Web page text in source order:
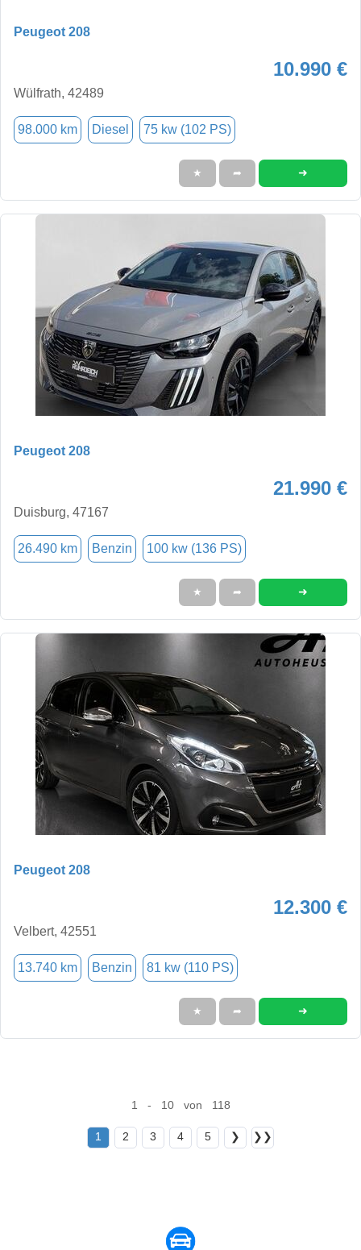
Peugeot 208
10.990 €
Wülfrath, 42489
98.000 km Diesel 75 kw (102 PS)
★ ➦ ➜
Peugeot 208
21.990 €
Duisburg, 47167
26.490 km Benzin 100 kw (136 PS)
★ ➦ ➜
Peugeot 208
12.300 €
Velbert, 42551
13.740 km Benzin 81 kw (110 PS)
★ ➦ ➜
1 - 10 von 118
1 2 3 4 5 ❯ ❯❯